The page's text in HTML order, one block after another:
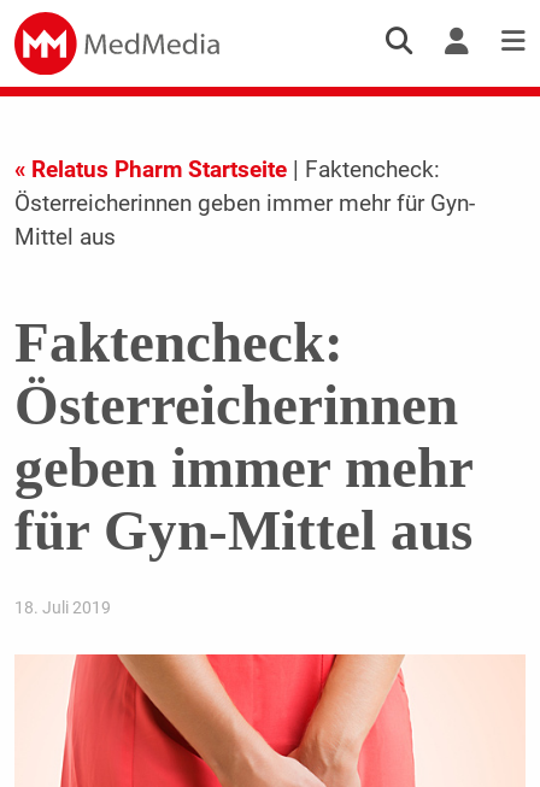
« Relatus Pharm Startseite| Faktencheck:
Österreicherinnen geben immer mehr für Gyn-
Mittel aus
Faktencheck:
Österreicherinnen
geben immer mehr
für Gyn-Mittel aus
18. Juli 2019